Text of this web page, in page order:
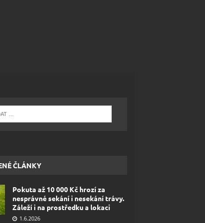
ČLÁNKY
Pokuta až 10 000 Kč hrozí za
nesprávné sekání i nesekání trávy.
Záleží i na prostředku a lokaci
1.6.2026